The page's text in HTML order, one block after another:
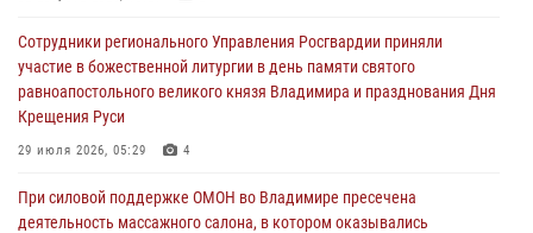
Сотрудники регионального Управления Росгвардии приняли
участие в божественной литургии в день памяти святого
равноапостольного великого князя Владимира и празднования Дня
Крещения Руси
29 июля 2026, 05:29 4
При силовой поддержке ОМОН во Владимире пресечена
деятельность массажного салона, в котором оказывались